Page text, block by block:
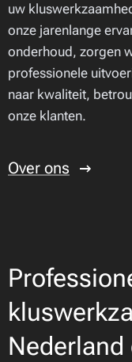
uw
onze jarenlange
onderhoud, zorgen
professionele
naar kwaliteit,
onze klanten.
Over ons
Nederland